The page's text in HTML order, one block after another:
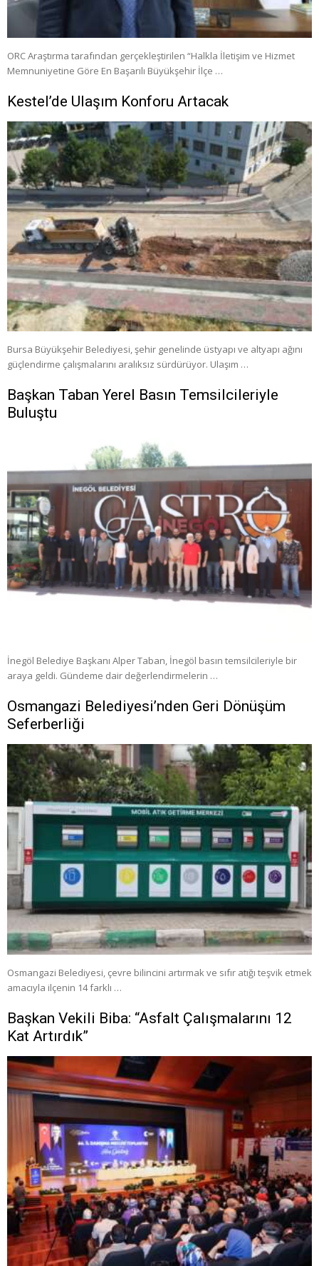
ORC Araştırma tarafından gerçekleştirilen “Halkla İletişim ve Hizmet
Memnuniyetine Göre En Başarılı Büyükşehir İlçe …
Kestel’de Ulaşım Konforu Artacak
Bursa Büyükşehir Belediyesi, şehir genelinde üstyapı ve altyapı ağını
güçlendirme çalışmalarını aralıksız sürdürüyor. Ulaşım …
Başkan Taban Yerel Basın Temsilcileriyle
Buluştu
İnegöl Belediye Başkanı Alper Taban, İnegöl basın temsilcileriyle bir
araya geldi. Gündeme dair değerlendirmelerin …
Osmangazi Belediyesi’nden Geri Dönüşüm
Seferberliği
Osmangazi Belediyesi, çevre bilincini artırmak ve sıfır atığı teşvik etmek
amacıyla ilçenin 14 farklı …
Başkan Vekili Biba: “Asfalt Çalışmalarını 12
Kat Artırdık”